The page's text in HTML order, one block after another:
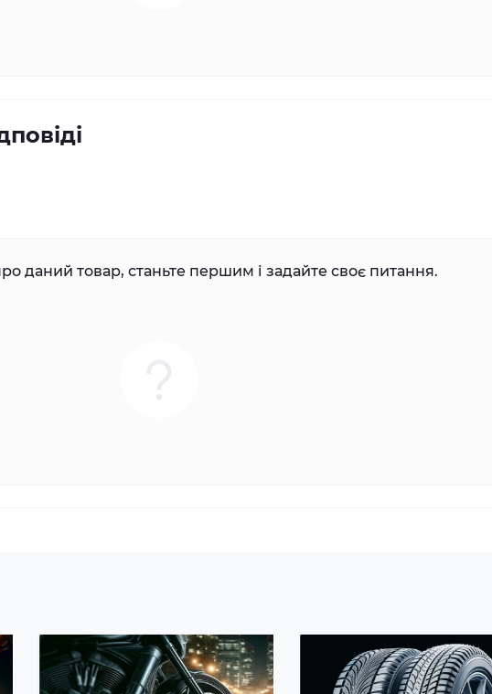
даний товар, станьте першим і задайте своє питання.